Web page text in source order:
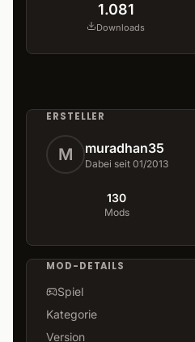
1.081
Downloads
ERSTELLER
M muradhan35
Dabei seit 01/2013
130
Mods
MOD-DETAILS
Spiel
Kategorie
Version